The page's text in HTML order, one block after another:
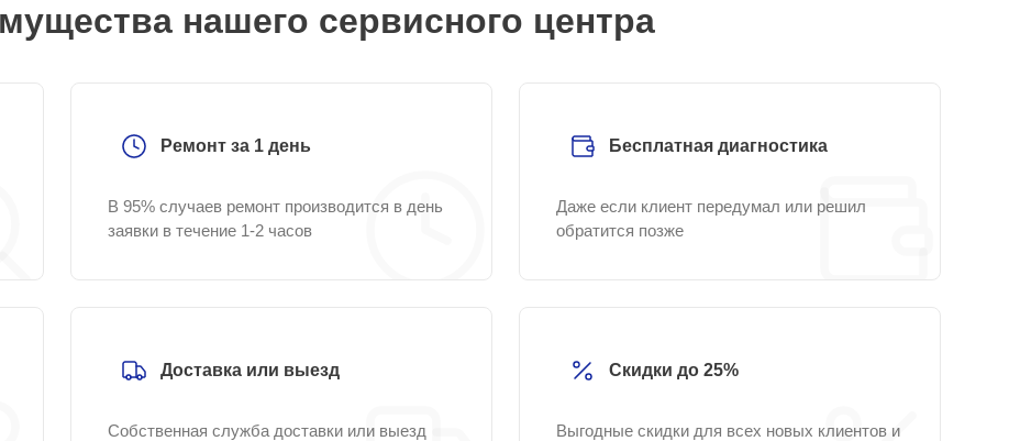
нашего сервисного центра
Ремонт за 1 день
В 95% случаев ремонт производится в день
заявки в течение 1-2 часов
Бесплатная диагностика
Даже если клиент передумал или решил
обратится позже
Доставка или выезд
Собственная служба доставки или выезд
Скидки до 25%
Выгодные скидки для всех новых клиентов и